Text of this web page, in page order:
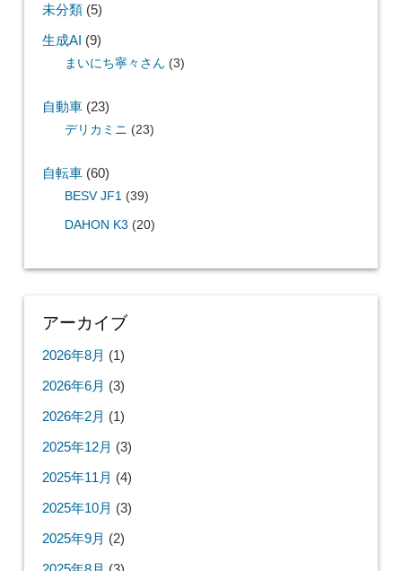
未分類(5)
生成AI (9)
まいにち寧々さん (3)
自動車(23)
デリカミニ (23)
自転車(60)
BESV JF1 (39)
DAHON K3 (20)
アーカイブ
2026年8月 (1)
2026年6月 (3)
2026年2月 (1)
2025年12月 (3)
2025年11月 (4)
2025年10月 (3)
2025年9月 (2)